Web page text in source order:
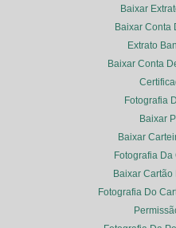
Baixar
Baixar Conta
Extrato
Baixar Conta
Fotografia
Baixar
Baixar
Fotografia Da
Baixar Cartão
Fotografia Do